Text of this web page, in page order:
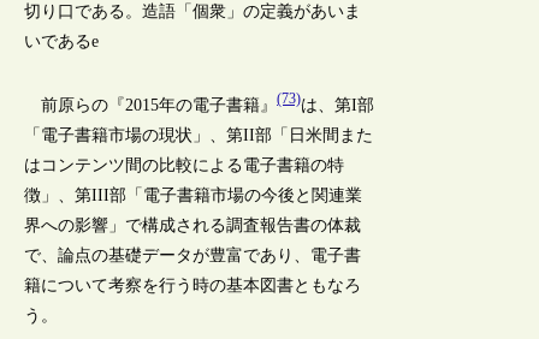
切り口である。造語「個衆」の定義があいま
いであるe
前原らの『2015年の電子書籍』(73)は、第I部
「電子書籍市場の現状」、第II部「日米間また
はコンテンツ間の比較による電子書籍の特
徴」、第III部「電子書籍市場の今後と関連業
界への影響」で構成される調査報告書の体裁
で、論点の基礎データが豊富であり、電子書
籍について考察を行う時の基本図書ともなろ
う。